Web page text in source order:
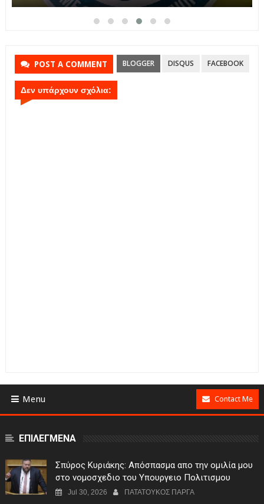
POST A COMMENT BLOGGER DISQUS FACEBOOK
Δεν υπάρχουν σχόλια:
Menu Contact Me
ΕΠΙΛΕΓΜΕΝΑ
Σπύρος Κυριάκης: Απόσπασμα απο την ομιλία μου
στο νομοσχεδιο του Υπουργειο Πολιτισμου
Jul 30, 2026 ΠΑΤΑΤΟΥΚΟΣ ΠΑΡΓΑ